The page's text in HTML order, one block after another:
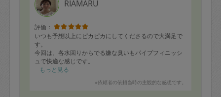
み焼きを出して欲しいとリクエストもあり、出してあげ
ると、ペロリ〜でした。長女は、ネモさんが作ってくだ
さる酢の物を夜食としても食べたりして、家族全員はネ
モさんのお料理が大好きです。いつもネモさんがいらっ
しゃる日を首を長くして待っています。
ただ、私の存在があやふやになることを恐れ、子どもた
ちにはお料理はネモさんだけど、買い物はママがしたこ
とを強調しておきました...が「はいは〜い」という反応
でごまかせるつもりです。^^;;
RIAMARU
評価：
いつも予想以上にピカピカにしてくださるので大満足で
す。
今回は、各水回りからでる嫌な臭いもパイプフィニッシ
ュで快適な感じです。
また、白い木目の家具の経年の劣化による汚れも、白く
らに明るくなった感じがします。
もっと見る
※依頼者の依頼当時の主観的な感想です。